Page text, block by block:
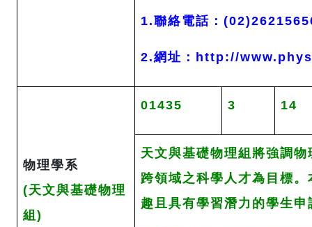
1.聯絡電話：
2.網址：http://
物理學系
(天文與基礎物理
組)
01435 3 14
天文與基礎物理組將強調
跨領域之科學人才為目標
趣且具有學習潛力的學生申